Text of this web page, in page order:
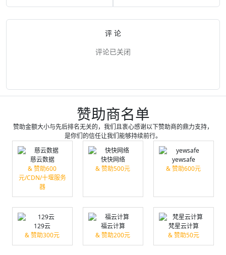
评 论
评论已关闭
赞助商名单
赞助金额大小与先后排名无关的，我们且衷心感谢以下赞助商的鼎力支持，
是你们的信任让我们能够持续前行。
慈云数据
& 赞助600
元/CDN/十堰服务
器
快快网络
& 赞助500元
yewsafe
& 赞助600元
129云
& 赞助300元
福云计算
& 赞助200元
梵星云计算
& 赞助50元